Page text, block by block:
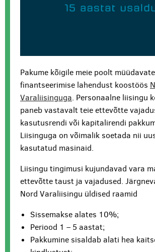
Pakume kõigile meie poolt
finantseerimise lahendust koostöös
Varaliisinguga. Personaalne liisingu
paneb vastavalt teie ettevõtte
kasutusrendi või kapitalirendi
Liisinguga on võimalik soetada nii
kasutatud masinaid.
Liisingu tingimusi kujundavad vara
ettevõtte taust ja vajadused.
Nord Varaliisingu üldised raamid
Sissemakse alates 10%;
Periood 1 – 5 aastat;
Pakkumine sisaldab alati hea